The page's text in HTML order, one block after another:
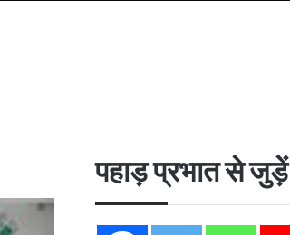
पहाड़ प्रभात से जुड़ें